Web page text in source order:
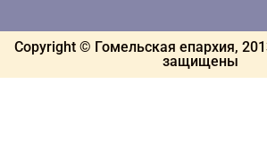
Copyright © Гомельская епархия,
защищены